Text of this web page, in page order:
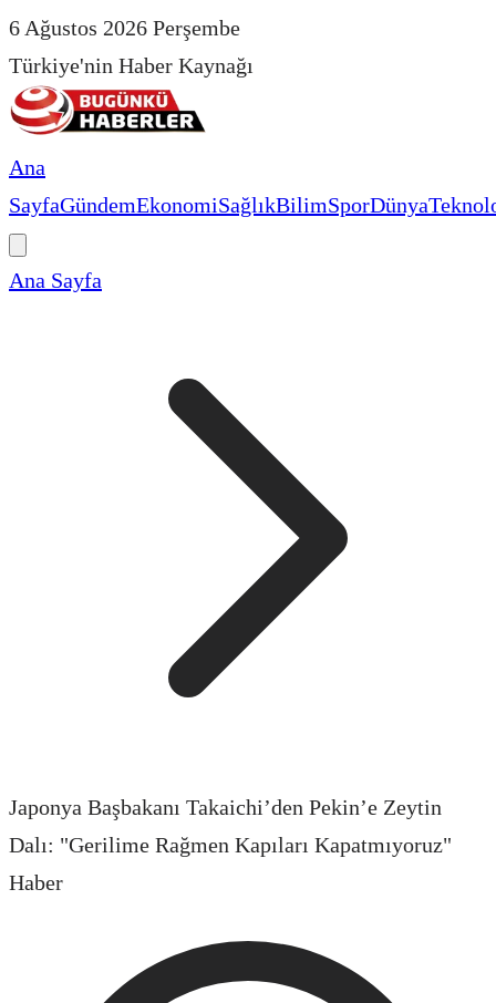
6 Ağustos 2026 Perşembe
Türkiye'nin Haber Kaynağı
Ana
SayfaGündemEkonomiSağlıkBilimSporDünya
Ana Sayfa
Japonya Başbakanı Takaichi’den Pekin’e Zeytin
Dalı: "Gerilime Rağmen Kapıları Kapatmıyoruz"
Haber